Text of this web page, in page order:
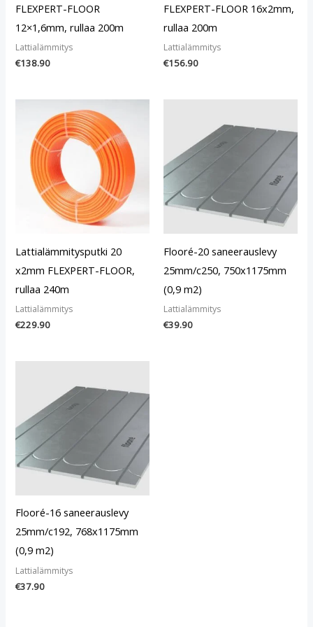
FLEXPERT-FLOOR
12×1,6mm, rullaa 200m
Lattialämmitys
€138.90
FLEXPERT-FLOOR 16x2mm,
rullaa 200m
Lattialämmitys
€156.90
Lattialämmitysputki 20
x2mm FLEXPERT-FLOOR,
rullaa 240m
Lattialämmitys
€229.90
Flooré-20 saneerauslevy
25mm/c250, 750x1175mm
(0,9 m2)
Lattialämmitys
€39.90
Flooré-16 saneerauslevy
25mm/c192, 768x1175mm
(0,9 m2)
Lattialämmitys
€37.90